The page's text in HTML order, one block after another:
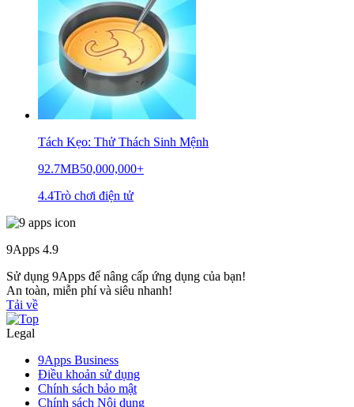
Tách Kẹo: Thử Thách Sinh Mệnh
92.7MB50,000,000+
4.4Trò chơi điện tử
9Apps 4.9
Sử dụng 9Apps để nâng cấp ứng dụng của bạn!
An toàn, miễn phí và siêu nhanh!
Tải về
Legal
9Apps Business
Điều khoản sử dụng
Chính sách bảo mật
Chính sách Nội dung